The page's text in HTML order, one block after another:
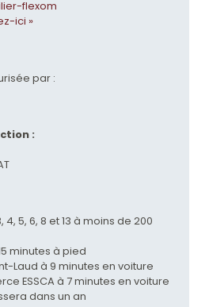
ici »
par :
:
4, 5, 6, 8 et 13 à moins de 200
minutes à pied
Laud à 9 minutes en voiture
ESSCA à 7 minutes en voiture
dans un an